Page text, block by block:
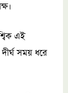
এই
দীর্ঘ সময় ধরে